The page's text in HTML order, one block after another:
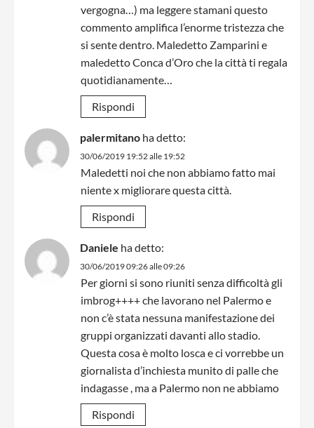
vergogna…) ma leggere stamani questo
commento amplifica l’enorme tristezza che
si sente dentro. Maledetto Zamparini e
maledetto Conca d’Oro che la città ti regala
quotidianamente…
Rispondi
palermitano ha detto:
30/06/2019 19:52 alle 19:52
Maledetti noi che non abbiamo fatto mai
niente x migliorare questa città.
Rispondi
Daniele ha detto:
30/06/2019 09:26 alle 09:26
Per giorni si sono riuniti senza difficoltà gli
imbrog++++ che lavorano nel Palermo e
non c’è stata nessuna manifestazione dei
gruppi organizzati davanti allo stadio.
Questa cosa è molto losca e ci vorrebbe un
giornalista d’inchiesta munito di palle che
indagasse , ma a Palermo non ne abbiamo
Rispondi